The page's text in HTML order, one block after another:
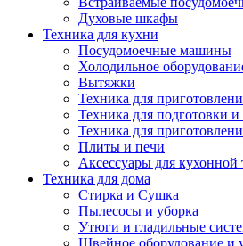
Духовые шкафы
Техника для кухни
Посудомоечные машины
Холодильное
Вытяжки
Техника для
Техника для подготовки
Техника для
Плиты и печи
Аксессуары для кухонной
Техника для дома
Стирка и Сушка
Пылесосы и уборка
Утюги и гладильные
Швейное оборудование и